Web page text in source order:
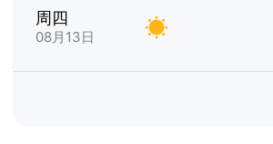
周四
08月13日